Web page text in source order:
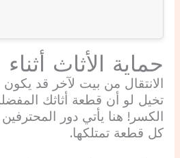
حماية الأثاث أثناء
الانتقال من بيت لآخر قد
تخيل لو أن قطعة أثاثك
الكسر! هنا يأتي دور
كل قطعة تمتلكها.